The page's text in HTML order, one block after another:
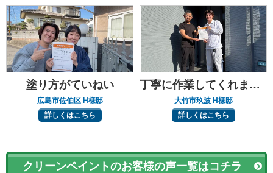
塗り方がていねい
広島市佐伯区 H様邸
詳しくはこちら
丁寧に作業してくれました
大竹市玖波 H様邸
詳しくはこちら
クリーンペイントのお客様の声一覧はコチラ